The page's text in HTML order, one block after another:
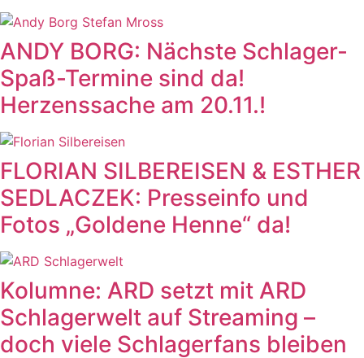
ANDY BORG: Nächste Schlager-
Spaß-Termine sind da!
Herzenssache am 20.11.!
FLORIAN SILBEREISEN & ESTHER
SEDLACZEK: Presseinfo und
Fotos „Goldene Henne“ da!
Kolumne: ARD setzt mit ARD
Schlagerwelt auf Streaming –
doch viele Schlagerfans bleiben